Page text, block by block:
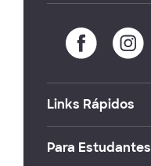
Links Rápidos
Para Estudantes